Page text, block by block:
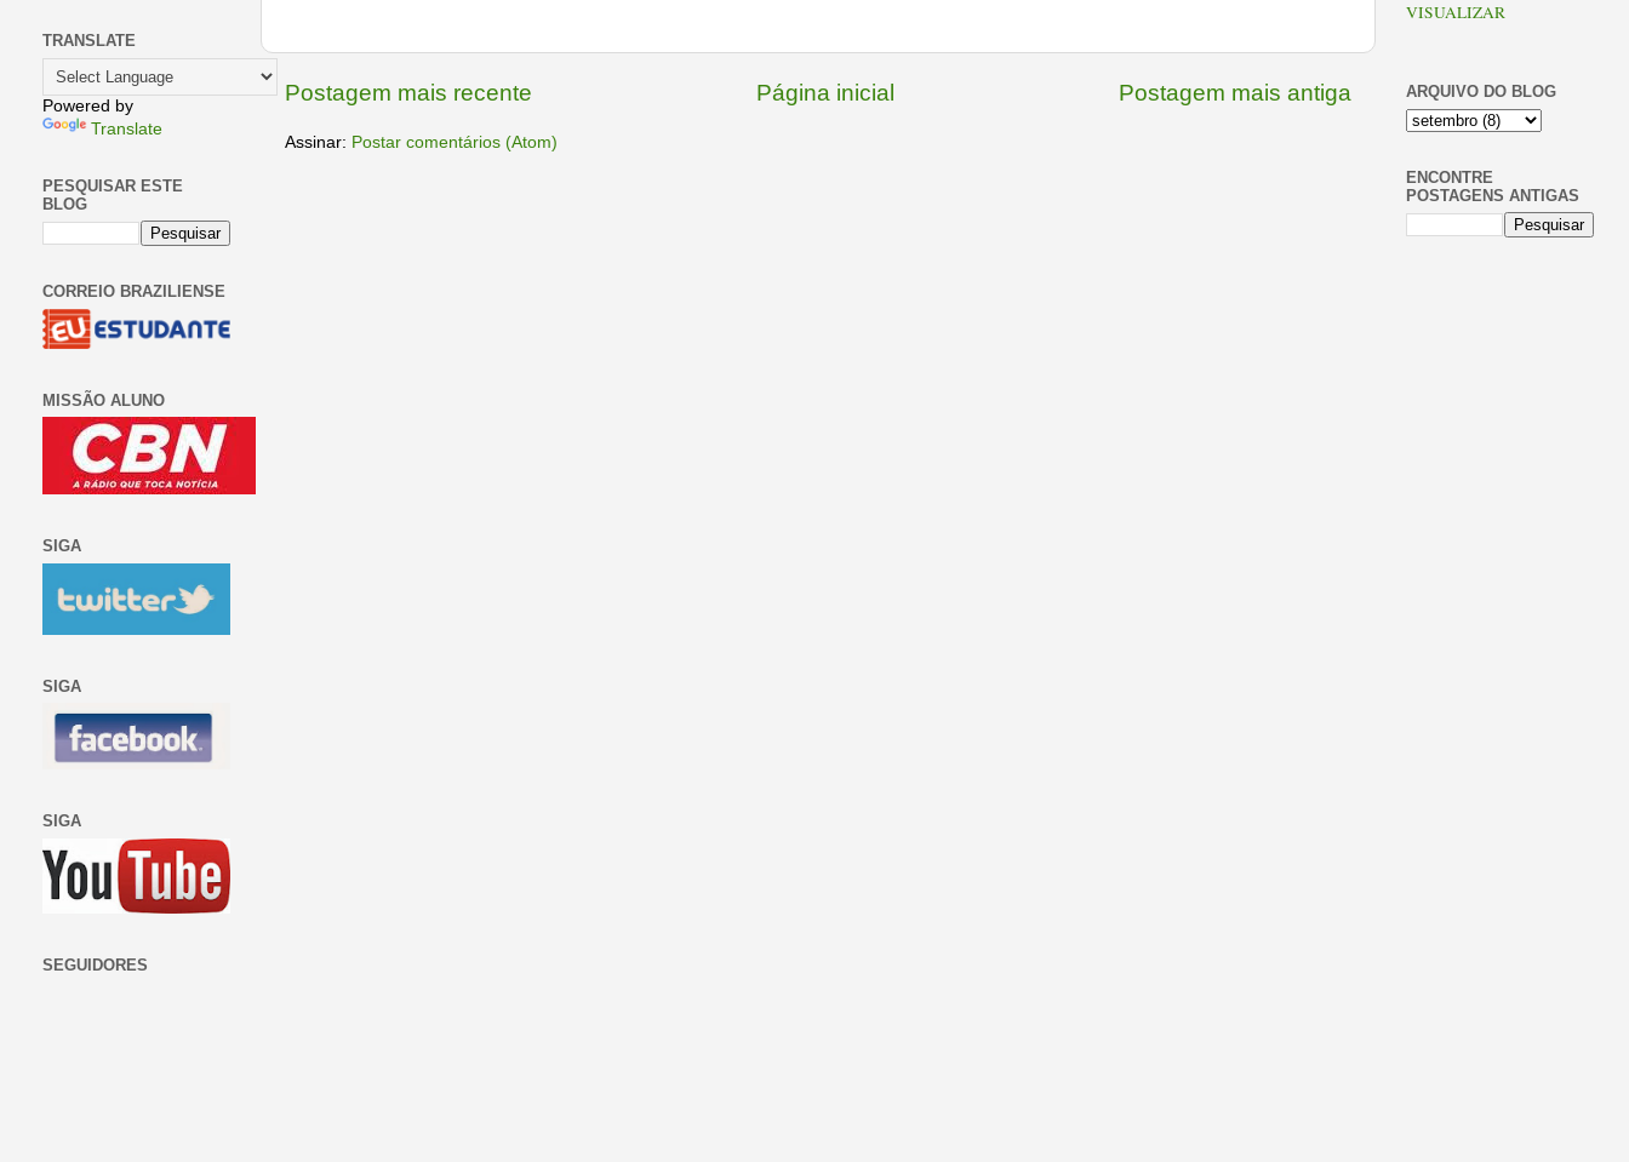
Postagem mais recente Postagem mais antiga
Página inicial
Assinar: Postar comentários (Atom)
TRANSLATE
Powered by
Translate
PESQUISAR ESTE
BLOG
CORREIO BRAZILIENSE
MISSÃO ALUNO
SIGA
SIGA
SIGA
SEGUIDORES
VISUALIZAR
ARQUIVO DO BLOG
ENCONTRE
POSTAGENS ANTIGAS